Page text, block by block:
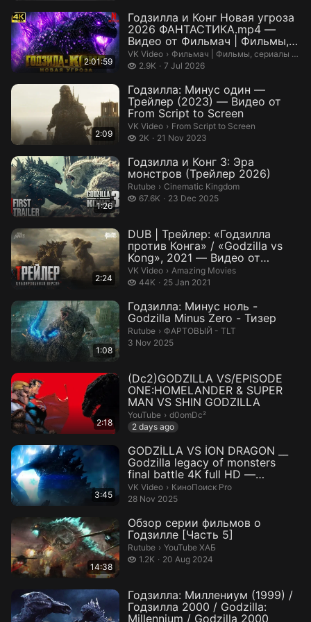
2:01:59
Годзилла и Конг Новая угроза
2026 ФАНТАСТИКА.mp4 —
Видео от Фильмач | Фильмы,
сериалы...
VK Video › Фильмач | Фильмы, сериалы
Фильмач | Фильмы, сериалы 2025
2.9K
2.9 thousand views
7 Jul 2026
2:09
Годзилла: Минус один —
Трейлер (2023) — Видео от
From Script to Screen
VK Video › From Script to Screen.
From Script to Screen
2K
2 thousand views
21 Nov 2023
1:26
Годзилла и Конг 3: Эра
монстров (Трейлер 2026)
Rutube › Cinematic Kingdom.
Cinematic Kingdom
67.6K
67.6 thousand views
23 Dec 2025
2:24
DUB | Трейлер: «Годзилла
против Конга» / «Godzilla vs
Kong», 2021 — Видео от
Amazing ...
VK Video › Amazing Movies.
Amazing Movies
44K
44 thousand views
25 Jan 2021
1:08
Годзилла: Минус ноль -
Godzilla Minus Zero - Тизер
Rutube › ФАРТОВЫЙ - TLT.
ФАРТОВЫЙ - TLT
3 Nov 2025
2:18
(Dc2)GODZILLA VS/EPISODE
ONE:HOMELANDER & SUPER
MAN VS SHIN GODZILLA
YouTube › d0omDc².
d0omDc²
2 days ago
3:45
GODZİLLA VS İON DRAGON __
Godzilla legacy of monsters
final battle 4K full HD —
Видео...
VK Video › КиноПоиск Pro.
КиноПоиск Pro
28 Nov 2025
14:38
Обзор серии фильмов о
Годзилле [Часть 5]
Rutube › YouTube ХАБ.
YouTube ХАБ
1.2K
1.2 thousand views
20 Aug 2024
Годзилла: Миллениум (1999) /
Годзилла 2000 / Godzilla:
Millennium / Godzilla 2000